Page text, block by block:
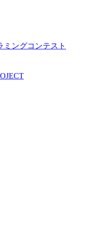
ミングコンテスト